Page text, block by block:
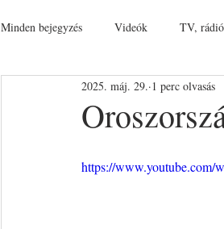
Minden bejegyzés Videók TV, rádió
2025. máj. 29. 1 perc olvasás
https://